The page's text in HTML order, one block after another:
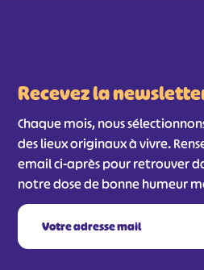
Recevez la
Chaque mois, nous
des lieux originaux à vivre.
email ci-après pour retrouver
notre dose de bonne humeur